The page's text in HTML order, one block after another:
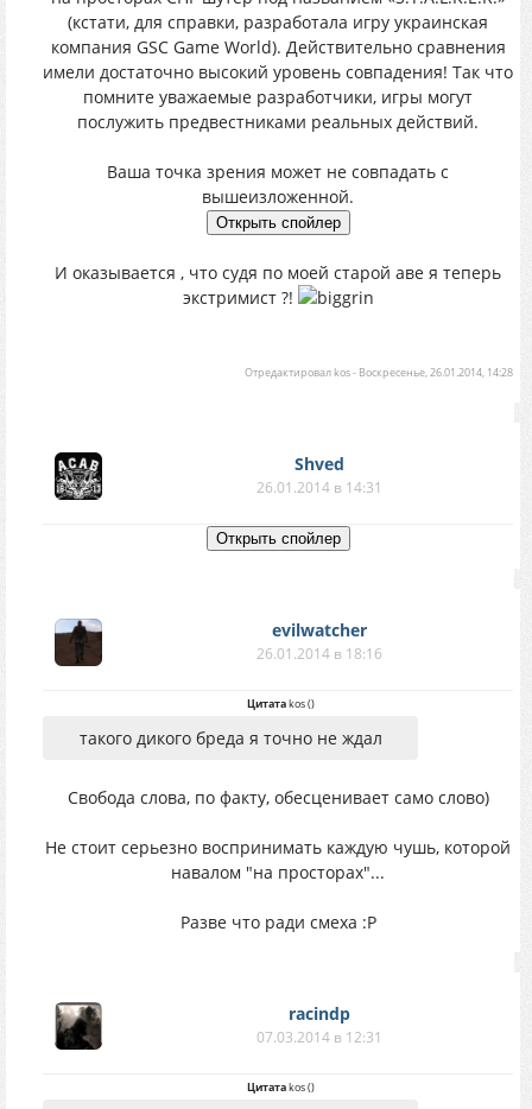
(кстати, для справки, разработала игру украинская
компания GSC Game World). Действительно сравнения
имели достаточно высокий уровень совпадения! Так что
помните уважаемые разработчики, игры могут
послужить предвестниками реальных действий.
Ваша точка зрения может не совпадать с
вышеизложенной.
И оказывается , что судя по моей старой аве я теперь
экстримист ?!
Отредактировал kos- Воскресенье, 26.01.2014, 14:28
Shved
26.01.2014 в 14:31
evilwatcher
26.01.2014 в 18:16
Цитатаkos()
такого дикого бреда я точно не ждал
Свобода слова, по факту, обесценивает само слово)
Не стоит серьезно воспринимать каждую чушь, которой
навалом "на просторах"...
Разве что ради смеха :Р
racindp
07.03.2014 в 12:31
Цитатаkos()